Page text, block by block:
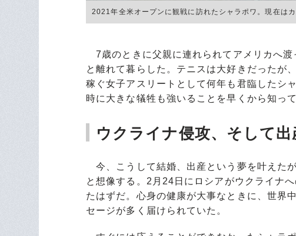
2021年全米オープンに観戦に訪れたシャラポワ。現在
7歳のときに父親に連れられてアメリカへ
と離れて暮らした。テニスは大好きだったが
稼ぐ女子アスリートとして何年も君臨したシ
時に大きな犠牲も強いることを早くから知って
ウクライナ侵攻、そして出
今、こうして結婚、出産という夢を叶えた
と想像する。2月24日にロシアがウクライナ
たはずだ。心身の健康が大事なときに、世界
セージが多く届けられていた。